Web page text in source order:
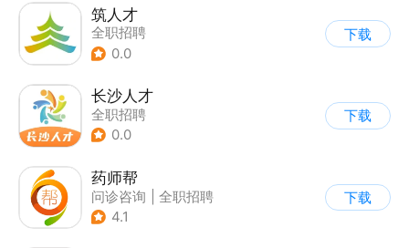
筑人才
全职招聘
0.0
下载
长沙人才
全职招聘
0.0
下载
药师帮
问诊咨询
全职招聘
4.1
下载